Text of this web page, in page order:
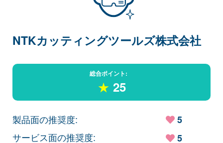
NTKカッティングツールズ株式会社
総合ポイント:
★ 25
製品面の推奨度:
サービス面の推奨度:
5
5